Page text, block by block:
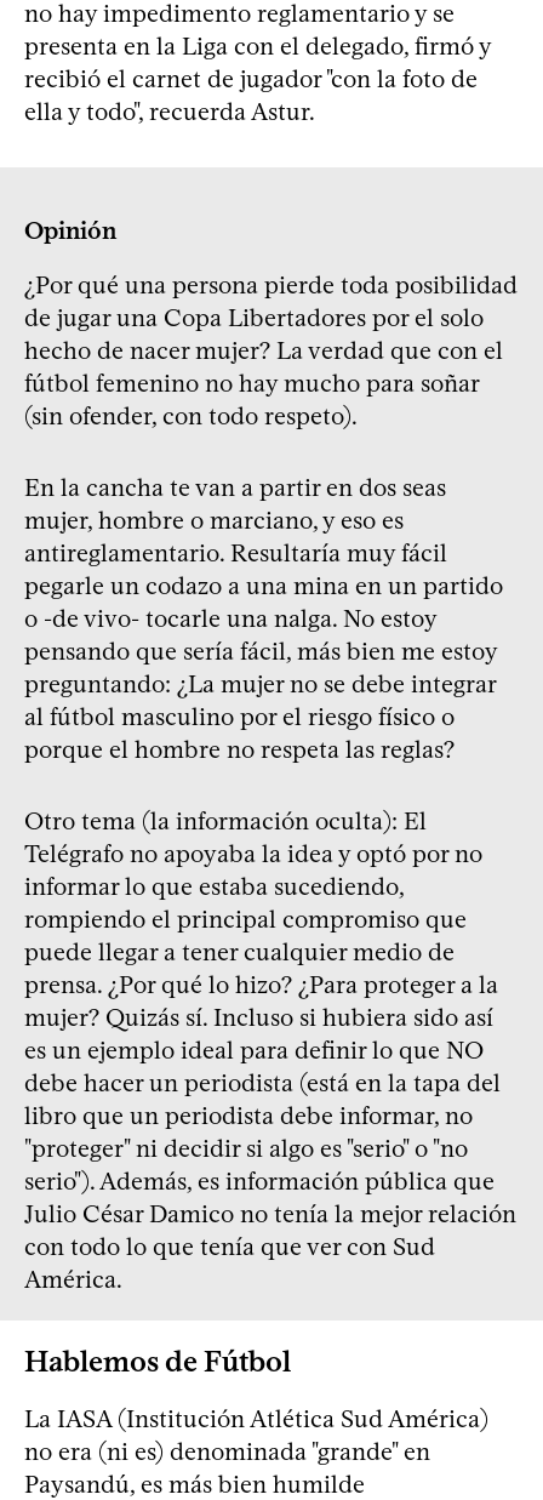
no hay impedimento reglamentario y se
presenta en la Liga con el delegado, firmó y
recibió el carnet de jugador "con la foto de
ella y todo", recuerda Astur.
Opinión
¿Por qué una persona pierde toda posibilidad
de jugar una Copa Libertadores por el solo
hecho de nacer mujer? La verdad que con el
fútbol femenino no hay mucho para soñar
(sin ofender, con todo respeto).
En la cancha te van a partir en dos seas
mujer, hombre o marciano, y eso es
antireglamentario. Resultaría muy fácil
pegarle un codazo a una mina en un partido
o -de vivo- tocarle una nalga. No estoy
pensando que sería fácil, más bien me estoy
preguntando: ¿La mujer no se debe integrar
al fútbol masculino por el riesgo físico o
porque el hombre no respeta las reglas?
Otro tema (la información oculta): El
Telégrafo no apoyaba la idea y optó por no
informar lo que estaba sucediendo,
rompiendo el principal compromiso que
puede llegar a tener cualquier medio de
prensa. ¿Por qué lo hizo? ¿Para proteger a la
mujer? Quizás sí. Incluso si hubiera sido así
es un ejemplo ideal para definir lo que NO
debe hacer un periodista (está en la tapa del
libro que un periodista debe informar, no
"proteger" ni decidir si algo es "serio" o "no
serio"). Además, es información pública que
Julio César Damico no tenía la mejor relación
con todo lo que tenía que ver con Sud
América.
Hablemos de Fútbol
La IASA (Institución Atlética Sud América)
no era (ni es) denominada "grande" en
Paysandú, es más bien humilde